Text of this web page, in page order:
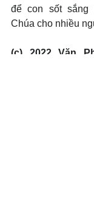
để con sốt sắng
Chúa cho nhiều
(c) 2022 Văn